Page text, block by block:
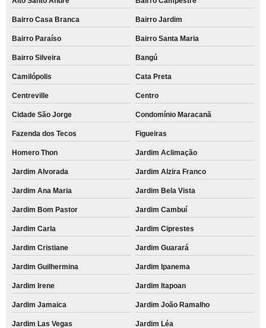
Bairro Casa Branca Bairro Jardim
Bairro Paraíso Bairro Santa Maria
Bairro Silveira Bangú
Camilópolis Cata Preta
Centreville Centro
Cidade São Jorge Condomínio Maracanã
Fazenda dos Tecos Figueiras
Homero Thon Jardim Aclimação
Jardim Alvorada Jardim Alzira Franco
Jardim Ana Maria Jardim Bela Vista
Jardim Bom Pastor Jardim Cambuí
Jardim Carla Jardim Ciprestes
Jardim Cristiane Jardim Guarará
Jardim Guilhermina Jardim Ipanema
Jardim Irene Jardim Itapoan
Jardim Jamaica Jardim João Ramalho
Jardim Las Vegas Jardim Léa